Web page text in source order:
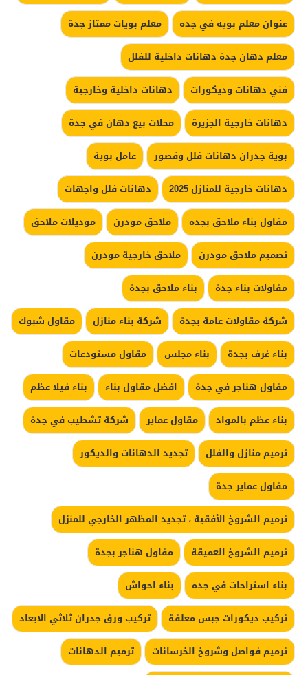
عنوان معلم بويه في جده
معلم بويات ممتاز جدة
معلم دهان جدة دهانات داخلية للفلل
فني دهانات وديكورات
دهانات داخلية وخارجية
دهانات خارجية الجزيرة
محلات بيع دهان في جدة
بوية جدران دهانات فلل وقصور
عامل بوية
دهانات خارجية للمنازل 2025
دهانات فلل واجهات
مقاول بناء ملاحق بجده
ملاحق مودرن
موديلات ملاحق
تصميم ملاحق مودرن
ملاحق خارجية مودرن
مقاولات بناء جدة
بناء ملاحق بجدة
شركة مقاولات عامة بجدة
شركة بناء منازل
مقاول شبوك
بناء غرف بجدة
بناء مجلس
مقاول مستودعات
مقاول هناجر في جدة
افضل مقاول بناء
بناء فيلا عظم
بناء عظم بالمواد
مقاول عماير
شركة تشطيب في جدة
ترميم منازل والفلل
تجديد الدهانات والديكور
مقاول عماير جدة
ترميم الشروخ الأفقية ، تجديد المظهر الخارجي للمنزل
ترميم الشروخ العميقة
مقاول هناجر بجدة
بناء استراحات في جده
بناء احواش
تركيب ديكورات جبس معلقة
تركيب ورق جدران ثلاثي الابعاد
ترميم فواصل وشروخ الخرسانات
ترميم الدهانات